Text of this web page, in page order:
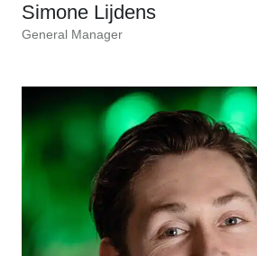
Simone Lijdens
General Manager